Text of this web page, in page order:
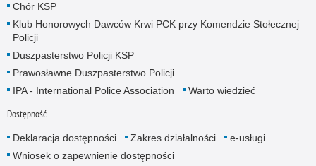
Chór KSP
Klub Honorowych Dawców Krwi PCK przy Komendzie Stołecznej
Policji
Duszpasterstwo Policji KSP
Prawosławne Duszpasterstwo Policji
IPA - International Police Association
Warto wiedzieć
Dostępność
Deklaracja dostępności Zakres działalności
e-usługi
Wniosek o zapewnienie dostępności